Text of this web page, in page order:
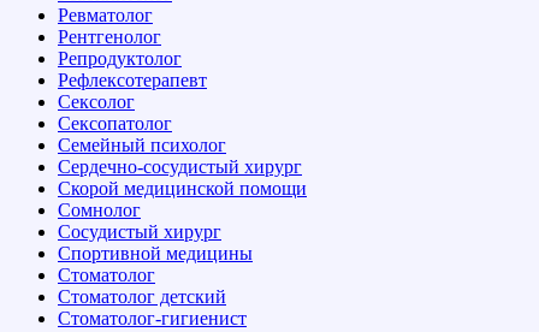
Ревматолог
Рентгенолог
Репродуктолог
Рефлексотерапевт
Сексолог
Сексопатолог
Семейный психолог
Сердечно-сосудистый хирург
Скорой медицинской помощи
Сомнолог
Сосудистый хирург
Спортивной медицины
Стоматолог
Стоматолог детский
Стоматолог-гигиенист